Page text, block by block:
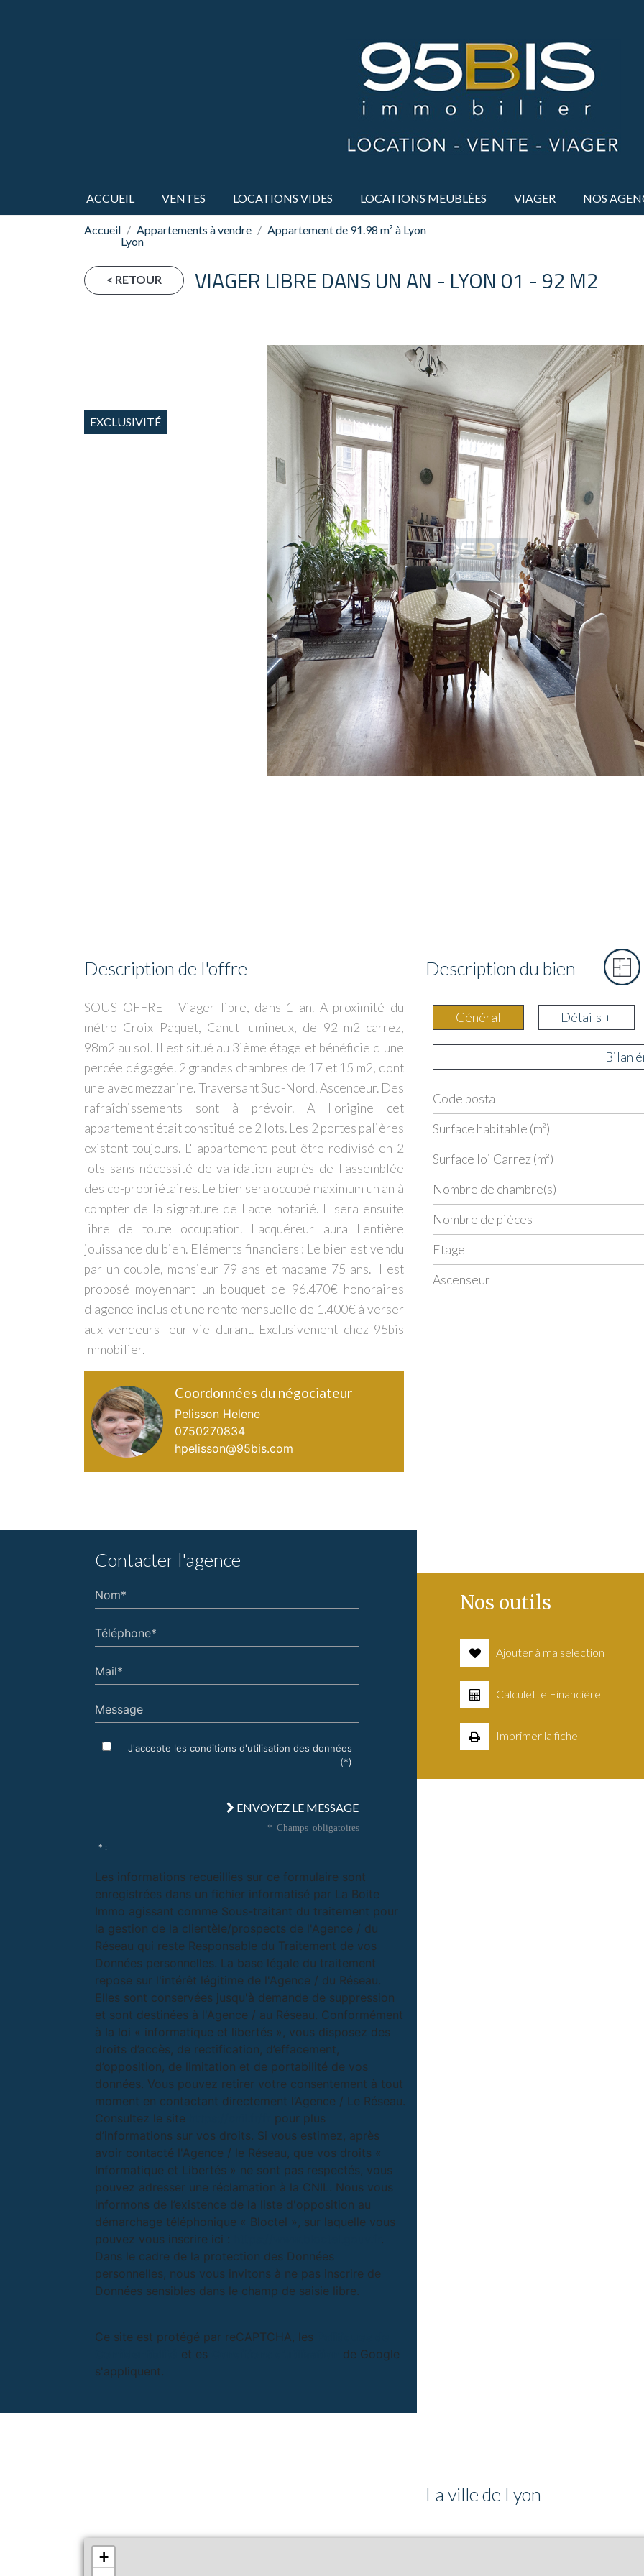
ACCUEIL VENTES LOCATIONS VIDES LOCATIONS MEUBLÈES VIAGER NOS
Accueil
Appartements à vendre
Lyon
Appartement de 91.98 m² à Lyon
< RETOUR VIAGER LIBRE DANS UN AN - LYON 01 - 92 M2
EXCLUSIVITÉ
Description de l'offre
SOUS OFFRE - Viager libre, dans 1 an. A proximité du
métro Croix Paquet, Canut lumineux, de 92 m2 carrez,
98m2 au sol. Il est situé au 3ième étage et bénéficie d'une
percée dégagée. 2 grandes chambres de 17 et 15 m2, dont
une avec mezzanine. Traversant Sud-Nord. Ascenceur. Des
rafraîchissements sont à prévoir. A l'origine cet
appartement était constitué de 2 lots. Les 2 portes palières
existent toujours. L' appartement peut être redivisé en 2
lots sans nécessité de validation auprès de l'assemblée
des co-propriétaires. Le bien sera occupé maximum un an à
compter de la signature de l'acte notarié. Il sera ensuite
libre de toute occupation. L'acquéreur aura l'entière
jouissance du bien. Eléments financiers : Le bien est vendu
par un couple, monsieur 79 ans et madame 75 ans. Il est
proposé moyennant un bouquet de 96.470€ honoraires
d'agence inclus et une rente mensuelle de 1.400€ à verser
aux vendeurs leur vie durant. Exclusivement chez 95bis
Immobilier.
Coordonnées du négociateur
Pelisson Helene
0750270834
hpelisson@95bis.com
Description du bien
Général Détails +
Bilan
Label Value
Code postal
Surface habitable (m²)
Surface loi Carrez (m²)
Nombre de chambre(s)
Nombre de pièces
Etage
Ascenseur
Contacter l'agence
Nom*
Téléphone*
Mail*
Message
J'accepte les conditions d'utilisation des données
(*)
ENVOYEZ LE MESSAGE
* Champs obligatoires
* :
Les informations recueillies sur ce formulaire sont
enregistrées dans un fichier informatisé par La Boite
Immo agissant comme Sous-traitant du traitement pour
la gestion de la clientèle/prospects de l'Agence / du
Réseau qui reste Responsable du Traitement de vos
Données personnelles. La base légale du traitement
repose sur l'intérêt légitime de l'Agence / du Réseau.
Elles sont conservées jusqu'à demande de suppression
et sont destinées à l'Agence / au Réseau. Conformément
à la loi « informatique et libertés », vous disposez des
droits d’accès, de rectification, d’effacement,
d’opposition, de limitation et de portabilité de vos
données. Vous pouvez retirer votre consentement à tout
moment en contactant directement l’Agence / Le Réseau.
Consultez le site
pour plus
d’informations sur vos droits. Si vous estimez, après
avoir contacté l'Agence / le Réseau, que vos droits «
Informatique et Libertés » ne sont pas respectés, vous
pouvez adresser une réclamation à la CNIL. Nous vous
informons de l’existence de la liste d'opposition au
démarchage téléphonique « Bloctel », sur laquelle vous
pouvez vous inscrire ici :
.
Dans le cadre de la protection des Données
personnelles, nous vous invitons à ne pas inscrire de
Données sensibles dans le champ de saisie libre.
Ce site est protégé par reCAPTCHA, les
et es
de Google
s'appliquent.
Nos outils
Ajouter à ma selection
Calculette Financière
Imprimer la fiche
La ville de Lyon
+